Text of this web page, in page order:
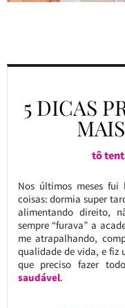
5 DICAS
tô
Nos últimos meses fui
coisas: dormia super
alimentando direito,
sempre “furava” a
me atrapalhando,
qualidade de vida, e fiz
que preciso fazer
saudável.